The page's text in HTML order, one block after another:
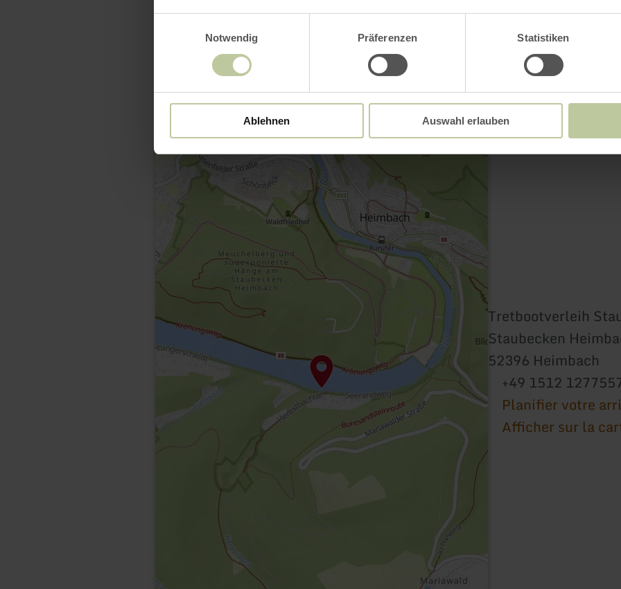
Notwendig
Präferenzen Statistiken
Ablehnen Auswahl erlauben
Contact
Tretbootverleih
Staubecken
52396 Heimbach
+49 1512
Planifier votre
Afficher sur la